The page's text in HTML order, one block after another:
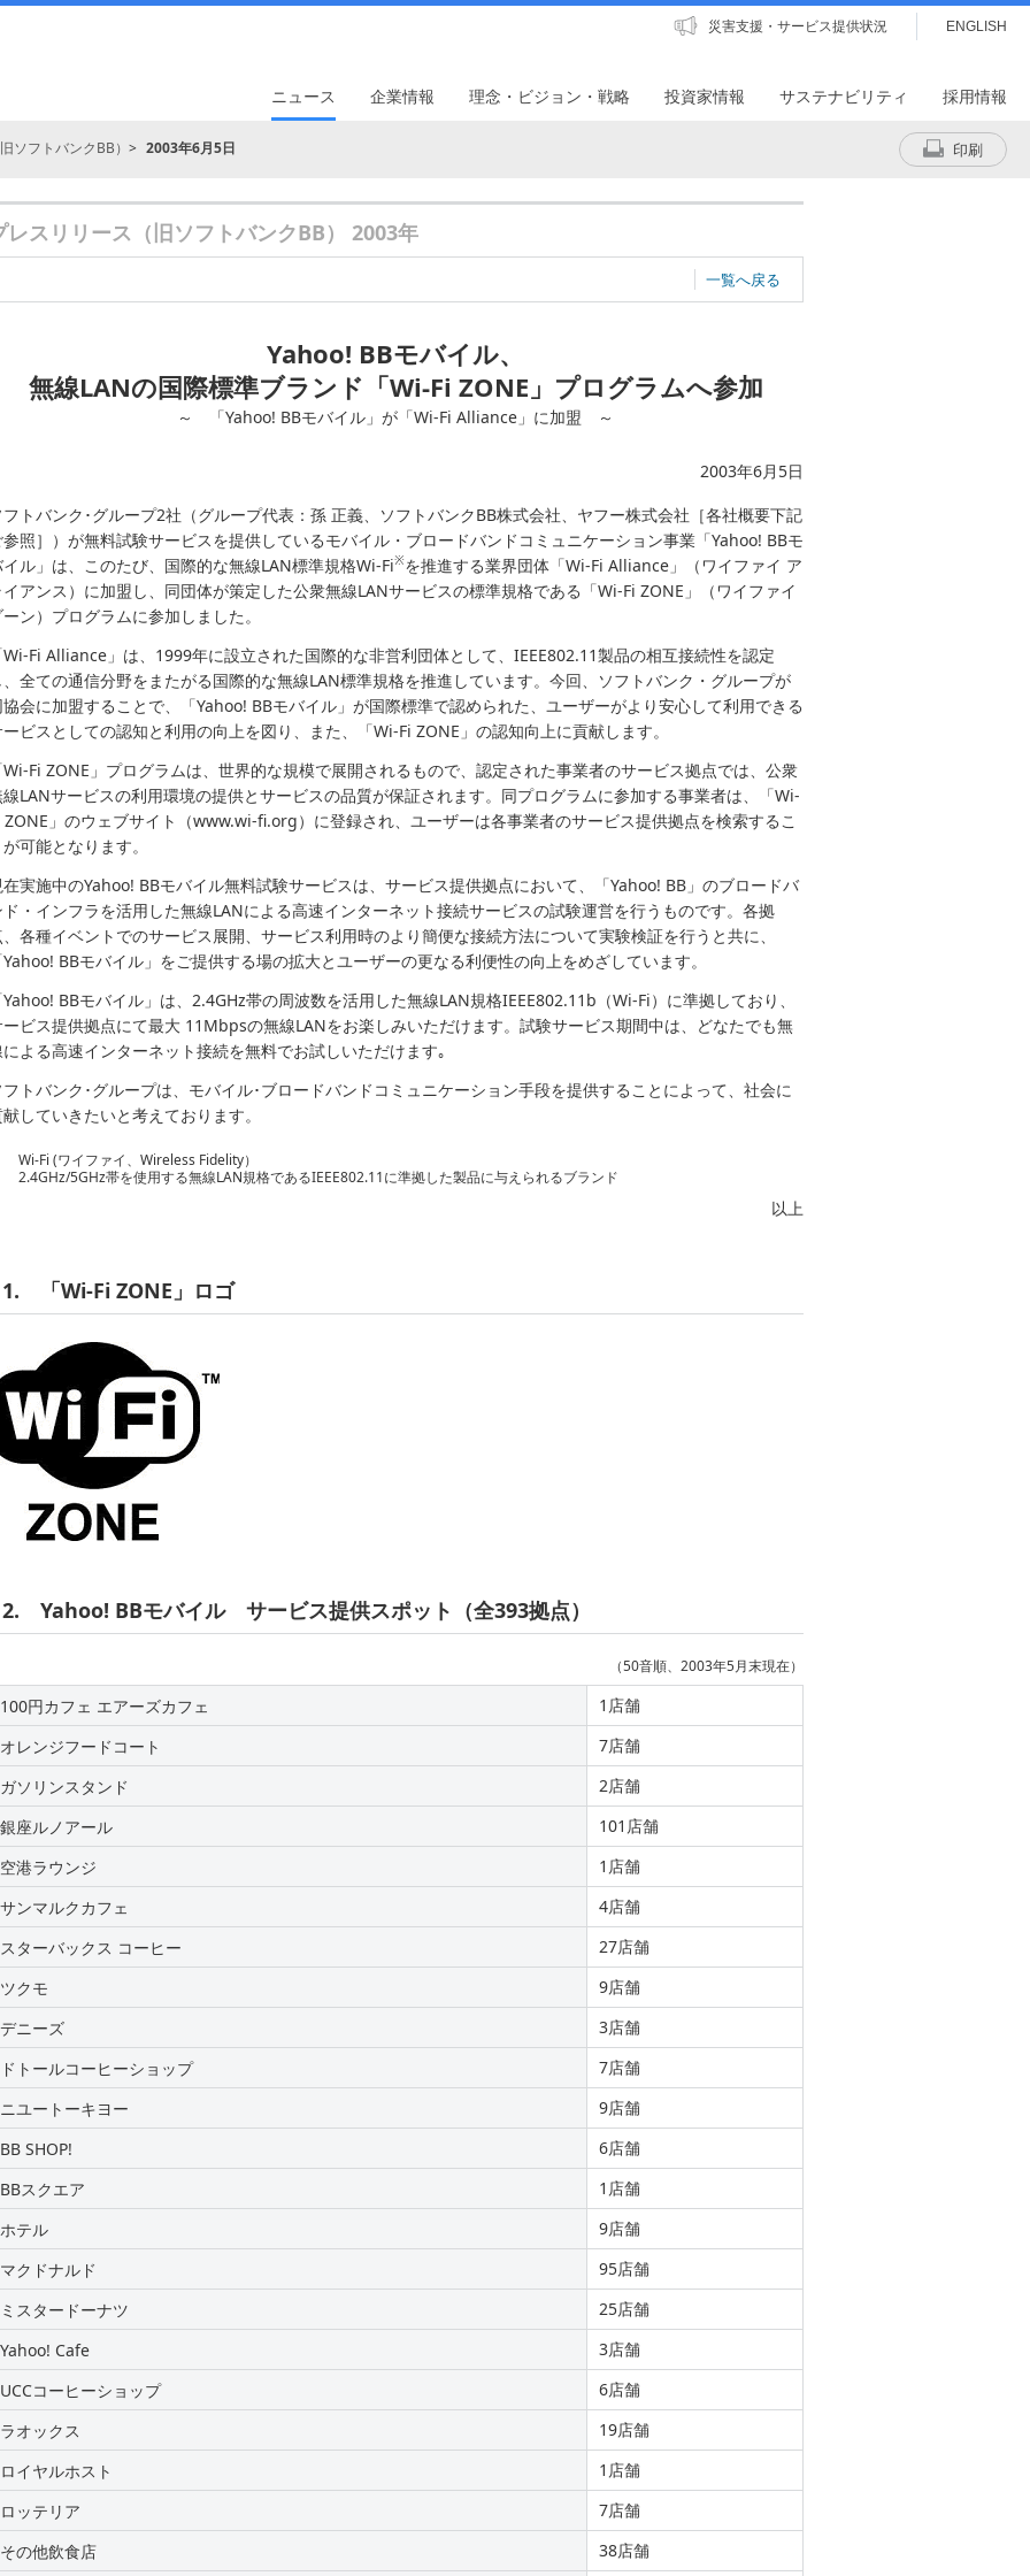
災害支援・サービス提供状況 ENGLISH
ニュース 企業情報 理念・ビジョン・戦略 投資家情報 サステナビリティ 採用情報
ソフトバンクBB） 2003年6月5日 印刷
レスリリース（旧ソフトバンクBB） 2003年
一覧へ戻る
Yahoo! BBモバイル、
無線LANの国際標準ブランド「Wi-Fi ZONE」プログラムへ参加
～ 「Yahoo! BBモバイル」が「Wi-Fi Alliance」に加盟 ～
2003年6月5日
トバンク･グループ2社（グループ代表：孫 正義、ソフトバンクBB株式会社、ヤフー株式会社［各社概要下記
照］）が無料試験サービスを提供しているモバイル・ブロードバンドコミュニケーション事業「Yahoo! BBモ
ル」は、このたび、国際的な無線LAN標準規格Wi-Fi※を推進する業界団体「Wi-Fi Alliance」（ワイファイ ア
アンス）に加盟し、同団体が策定した公衆無線LANサービスの標準規格である「Wi-Fi ZONE」（ワイファイ
ン）プログラムに参加しました。
Fi Alliance」は、1999年に設立された国際的な非営利団体として、IEEE802.11製品の相互接続性を認定
全ての通信分野をまたがる国際的な無線LAN標準規格を推進しています。今回、ソフトバンク・グループが
会に加盟することで、「Yahoo! BBモバイル」が国際標準で認められた、ユーザーがより安心して利用できる
ビスとしての認知と利用の向上を図り、また、「Wi-Fi ZONE」の認知向上に貢献します。
Fi ZONE」プログラムは、世界的な規模で展開されるもので、認定された事業者のサービス拠点では、公衆
LANサービスの利用環境の提供とサービスの品質が保証されます。同プログラムに参加する事業者は、「Wi-
ZONE」のウェブサイト（www.wi-fi.org）に登録され、ユーザーは各事業者のサービス提供拠点を検索するこ
可能となります。
実施中のYahoo! BBモバイル無料試験サービスは、サービス提供拠点において、「Yahoo! BB」のブロードバ
・インフラを活用した無線LANによる高速インターネット接続サービスの試験運営を行うものです。各拠
各種イベントでのサービス展開、サービス利用時のより簡便な接続方法について実験検証を行うと共に、
BBモバイル」をご提供する場の拡大とユーザーの更なる利便性の向上をめざしています。
BBモバイル」は、2.4GHz帯の周波数を活用した無線LAN規格IEEE802.11b（Wi-Fi）に準拠しており、
ビス提供拠点にて最大 11Mbpsの無線LANをお楽しみいただけます。試験サービス期間中は、どなたでも無
よる高速インターネット接続を無料でお試しいただけます｡
トバンク･グループは、モバイル･ブロードバンドコミュニケーション手段を提供することによって、社会に
していきたいと考えております。
Wi-Fi (ワイファイ、Wireless Fidelity）
2.4GHz/5GHz帯を使用する無線LAN規格であるIEEE802.11に準拠した製品に与えられるブランド
以上
1. 「Wi-Fi ZONE」ロゴ
2. Yahoo! BBモバイル サービス提供スポット（全393拠点）
（50音順、2003年5月末現在）
100円カフェ エアーズカフェ
1店舗
オレンジフードコート
7店舗
ガソリンスタンド
2店舗
銀座ルノアール
101店舗
空港ラウンジ
1店舗
サンマルクカフェ
4店舗
スターバックス コーヒー
27店舗
ツクモ
9店舗
デニーズ
3店舗
ドトールコーヒーショップ
7店舗
ニユートーキヨー
9店舗
BB SHOP!
6店舗
BBスクエア
1店舗
ホテル
9店舗
マクドナルド
95店舗
ミスタードーナツ
25店舗
Yahoo! Cafe
3店舗
UCCコーヒーショップ
6店舗
ラオックス
19店舗
ロイヤルホスト
1店舗
ロッテリア
7店舗
その他飲食店
38店舗